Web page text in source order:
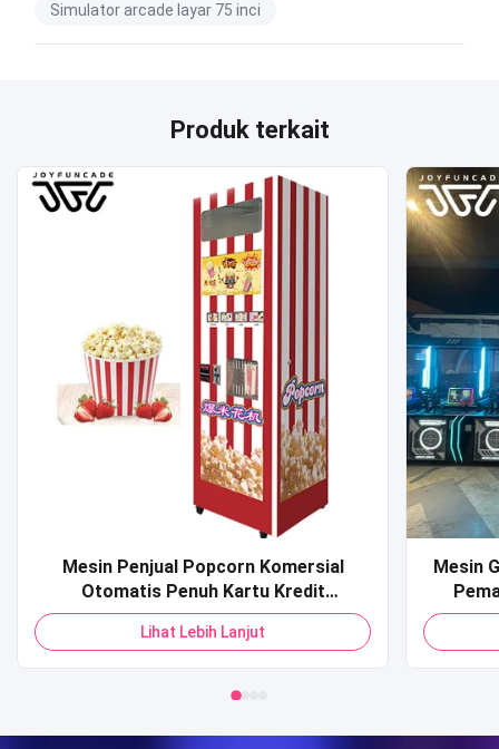
Simulator arcade layar 75 inci
Produk terkait
Mesin Penjual Popcorn Komersial
Otomatis Penuh Kartu Kredit
Pembayaran Kode QR Mesin Penjual
Pop Corn untuk Mall
Lihat Lebih Lanjut
Mesin
Game